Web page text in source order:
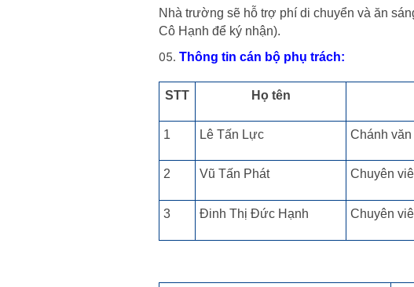
Nhà trường sẽ hỗ trợ phí di chuyển và ăn
Cô Hạnh để ký nhận).
Thông tin cán bộ phụ trách:
STT Họ tên
1 Lê Tấn Lực Chánh
2 Vũ Tấn Phát Chuyên
3 Đinh Thị Đức Hạnh Chuyên